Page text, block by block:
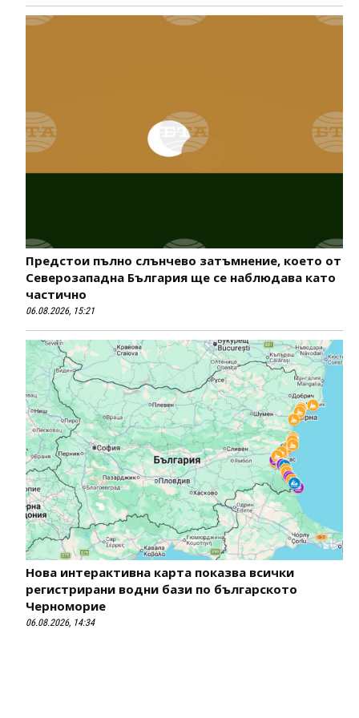
Предстои пълно слънчево затъмнение, което от
Северозападна България ще се наблюдава като
частично
06.08.2026, 15:21
Нова интерактивна карта показва всички
регистрирани водни бази по българското
Черноморие
06.08.2026, 14:34